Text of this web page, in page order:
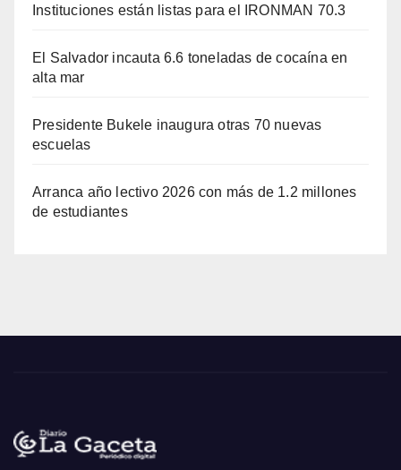
Instituciones están listas para el IRONMAN 70.3
El Salvador incauta 6.6 toneladas de cocaína en
alta mar
Presidente Bukele inaugura otras 70 nuevas
escuelas
Arranca año lectivo 2026 con más de 1.2 millones
de estudiantes